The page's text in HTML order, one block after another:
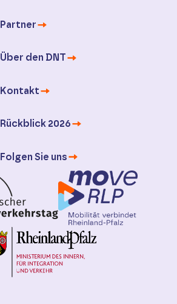
Partner
Über den DNT
Kontakt
Rückblick 2026
Folgen Sie uns